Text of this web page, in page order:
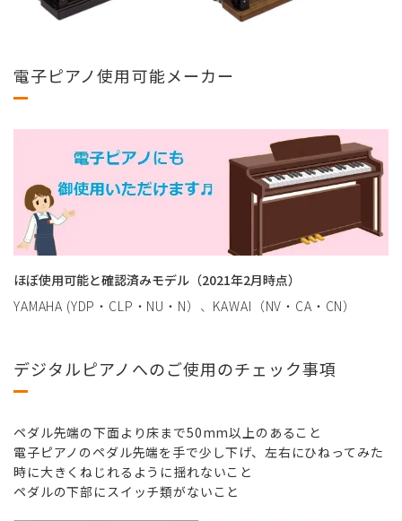
電子ピアノ使用可能メーカー
ほぼ使用可能と確認済みモデル（2021年2月時点）
YAMAHA (YDP・CLP・NU・N）、KAWAI（NV・CA・CN）
デジタルピアノへのご使用のチェック事項
ペダル先端の下面より床まで50mm以上のあること
電子ピアノのペダル先端を手で少し下げ、左右にひねってみた
時に大きくねじれるように揺れないこと
ペダルの下部にスイッチ類がないこと